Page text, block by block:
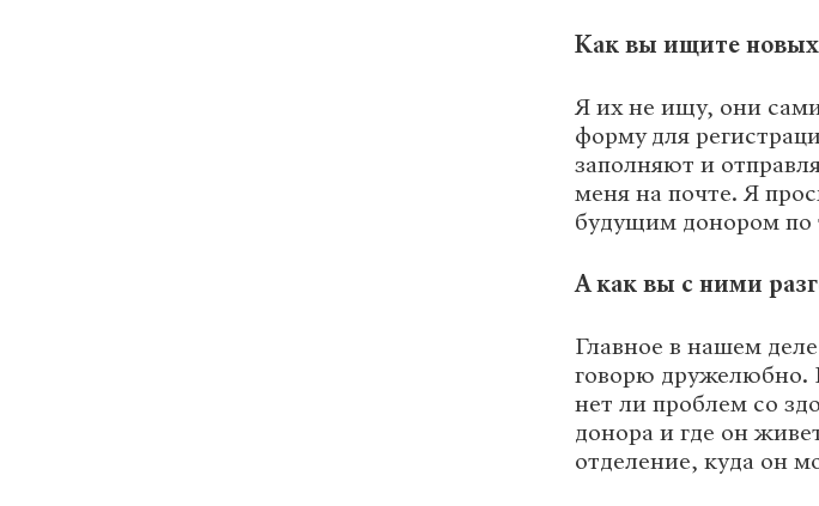
Как вы ищите
Я их не ищу, они
форму для
заполняют и
меня на почте. Я
будущим донором по
А как вы с ними
Главное в нашем
говорю дружелюбно.
нет ли проблем со
донора и где он
отделение, куда он